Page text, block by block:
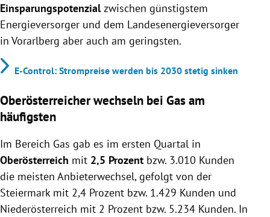
Einsparungspotenzialzwischen günstigstem
Energieversorger und dem Landesenergieversorger
in Vorarlberg aber auch am geringsten.
E-Control: Strompreise werden bis 2030 stetig sinken
Oberösterreicher wechseln bei Gas am
häufigsten
Im Bereich Gas gab es im ersten Quartal in
Oberösterreich mit 2,5 Prozent bzw. 3.010 Kunden
die meisten Anbieterwechsel, gefolgt von der
Steiermark mit 2,4 Prozent bzw. 1.429 Kunden und
Niederösterreich mit 2 Prozent bzw. 5.234 Kunden. In